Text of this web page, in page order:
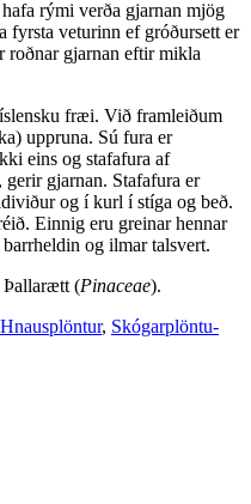
rými verða gjarnan mjög
fyrsta veturinn ef gróðursett er
roðnar gjarnan eftir mikla
fræi. Við framleiðum
uppruna. Sú fura er
eins og stafafura af
, gerir gjarnan. Stafafura er
og í kurl í stíga og beð.
Einnig eru greinar hennar
og ilmar talsvert.
Þallarætt (Pinaceae).
Hnausplöntur, Skógarplöntu-